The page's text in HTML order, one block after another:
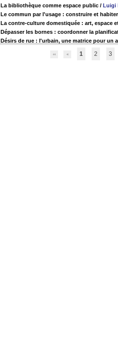
La bibliothèque comme espace public / Luigi
Le commun par l'usage : construire et
La contre-culture domestiquée : art, espace
Dépasser les bornes : coordonner la
Désirs de rue : l'urbain, une matrice pour un
1 2 3